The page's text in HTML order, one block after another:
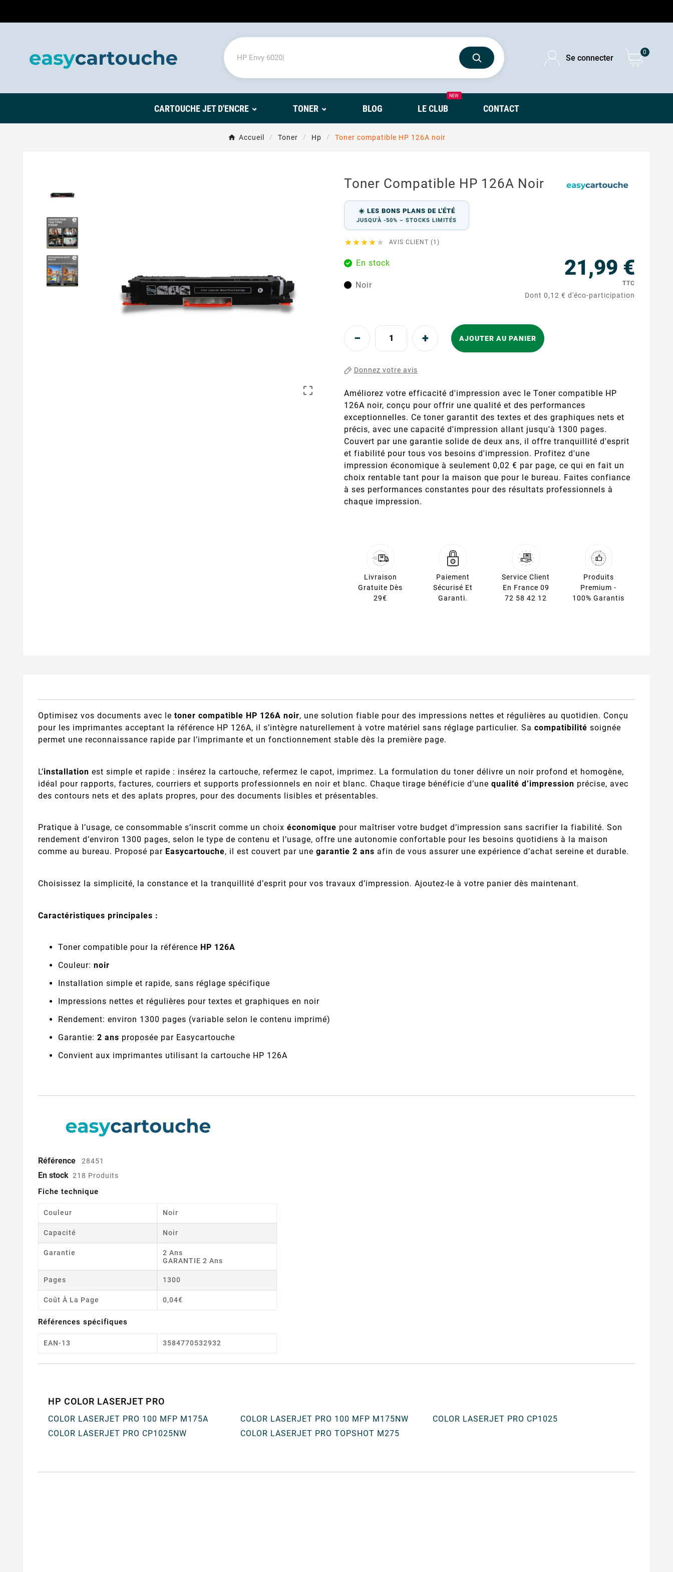
Se connecter
0
CARTOUCHE JET D'ENCRE TONER BLOG LE CLUB
NEW
CONTACT
Accueil Toner Hp Toner compatible HP 126A noir

Toner Compatible HP 126A Noir
☀️ LES BONS PLANS DE L'ÉTÉ
JUSQU'À -50% – STOCKS LIMITÉS
     AVIS CLIENT (1)
21,99 €
TTC
Dont 0,12 € d'éco-participation
En stock
Noir
AJOUTER AU PANIER
Donnez votre avis
Améliorez votre efficacité d'impression avec le Toner compatible HP
126A noir, conçu pour offrir une qualité et des performances
exceptionnelles. Ce toner garantit des textes et des graphiques nets et
précis, avec une capacité d'impression allant jusqu'à 1300 pages.
Couvert par une garantie solide de deux ans, il offre tranquillité d'esprit
et fiabilité pour tous vos besoins d'impression. Profitez d'une
impression économique à seulement 0,02 € par page, ce qui en fait un
choix rentable tant pour la maison que pour le bureau. Faites confiance
à ses performances constantes pour des résultats professionnels à
chaque impression.
Livraison
Gratuite Dès
29€
Paiement
Sécurisé Et
Garanti.
Service Client
En France 09
72 58 42 12
Produits
Premium -
100% Garantis
Optimisez vos documents avec le toner compatible HP 126A noir, une solution fiable pour des impressions nettes et régulières au quotidien. Conçu
pour les imprimantes acceptant la référence HP 126A, il s’intègre naturellement à votre matériel sans réglage particulier. Sa compatibilité soignée
permet une reconnaissance rapide par l’imprimante et un fonctionnement stable dès la première page.
L’installation est simple et rapide : insérez la cartouche, refermez le capot, imprimez. La formulation du toner délivre un noir profond et homogène,
idéal pour rapports, factures, courriers et supports professionnels en noir et blanc. Chaque tirage bénéficie d’une qualité d’impression précise, avec
des contours nets et des aplats propres, pour des documents lisibles et présentables.
Pratique à l’usage, ce consommable s’inscrit comme un choix économique pour maîtriser votre budget d’impression sans sacrifier la fiabilité. Son
rendement d’environ 1300 pages, selon le type de contenu et l’usage, offre une autonomie confortable pour les besoins quotidiens à la maison
comme au bureau. Proposé par Easycartouche, il est couvert par une garantie 2 ans afin de vous assurer une expérience d’achat sereine et durable.
Choisissez la simplicité, la constance et la tranquillité d’esprit pour vos travaux d’impression. Ajoutez-le à votre panier dès maintenant.
Caractéristiques principales :
Toner compatible pour la référence HP 126A
Couleur: noir
Installation simple et rapide, sans réglage spécifique
Impressions nettes et régulières pour textes et graphiques en noir
Rendement: environ 1300 pages (variable selon le contenu imprimé)
Garantie: 2 ans proposée par Easycartouche
Convient aux imprimantes utilisant la cartouche HP 126A
Référence 28451
En stock 218 Produits
Fiche technique
Couleur Noir
Capacité Noir
Garantie
2 Ans
GARANTIE 2 Ans
Pages 1300
Coût À La Page 0,04€
Références spécifiques
EAN-13 3584770532932
HP COLOR LASERJET PRO
COLOR LASERJET PRO 100 MFP M175A COLOR LASERJET PRO 100 MFP M175NW
COLOR LASERJET PRO CP1025
COLOR LASERJET PRO CP1025NW
COLOR LASERJET PRO TOPSHOT M275